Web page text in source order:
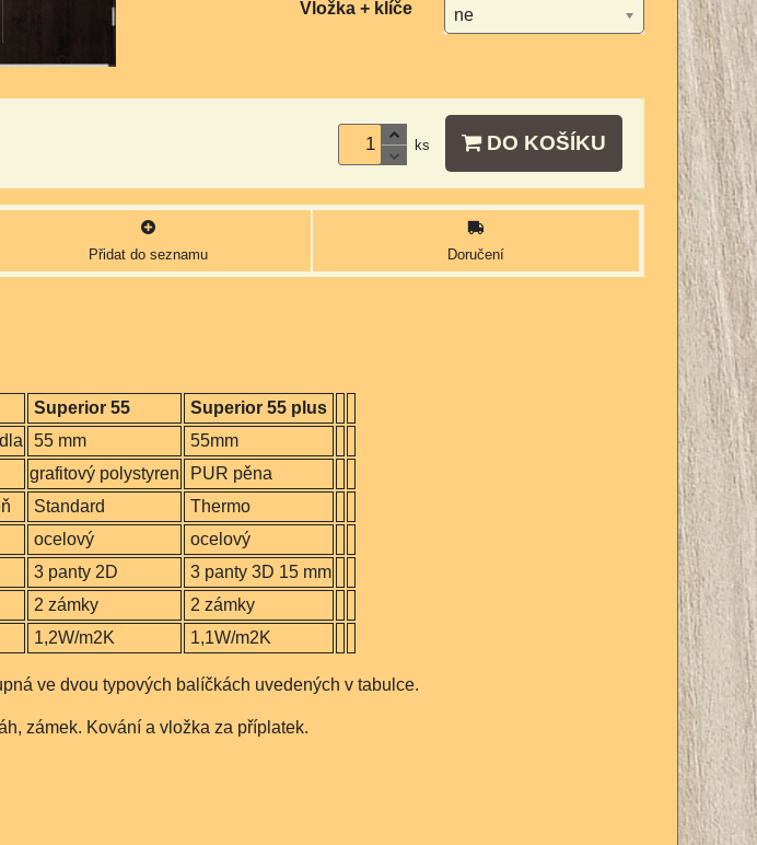
Vložka + klíče ne
ks DO KOŠÍKU
Přidat do seznamu Doručení
Superior 55
Superior 55 plus
55 mm
55mm
grafitový polystyren
PUR pěna
Standard
Thermo
ocelový
ocelový
3 panty 2D
3 panty 3D 15 mm
2 zámky
2 zámky
1,2W/m2K 1,1W/m2K
ve dvou typových balíčkách uvedených v tabulce.
zámek. Kování a vložka za příplatek.